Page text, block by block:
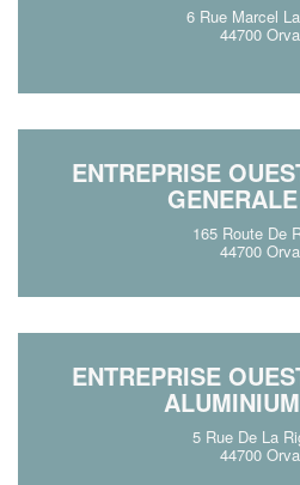
6 Rue Marcel
44700
ENTREPRISE
165 Route De
44700
ENTREPRISE
5 Rue De La
44700